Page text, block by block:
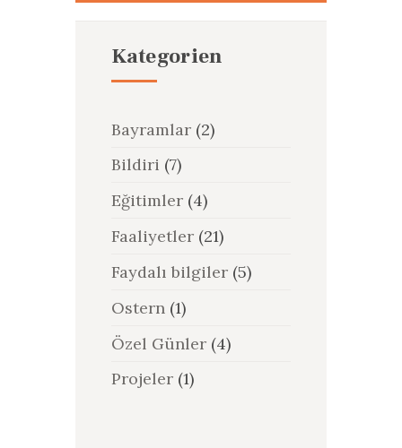
Kategorien
Bayramlar(2)
Bildiri (7)
Eğitimler(4)
Faaliyetler(21)
Faydalı bilgiler(5)
Ostern(1)
Özel Günler(4)
Projeler(1)